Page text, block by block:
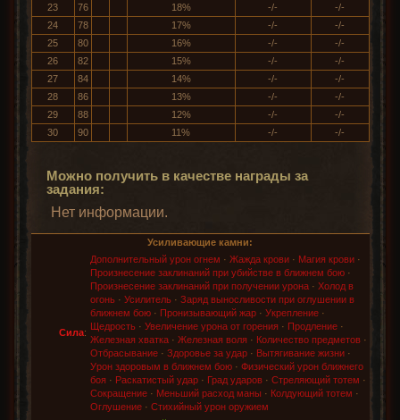
23
76 18% -/-
-/-
24
78 17% -/-
-/-
25
80 16% -/-
-/-
26
82 15% -/-
-/-
27
84 14% -/-
-/-
28
86 13% -/-
-/-
29
88 12% -/-
-/-
30
90 11% -/- -/-
Можно получить в качестве награды за
задания:
Нет информации.
Усиливающие камни:
Сила:
Дополнительный урон огнем · Жажда крови· Магия крови·
Произнесение заклинаний при убийстве в ближнем бою·
Произнесение заклинаний при получении урона· Холод в
огонь· Усилитель· Заряд выносливости при оглушении в
ближнем бою· Пронизывающий жар· Укрепление·
Щедрость· Увеличение урона от горения· Продление·
Железная хватка· Железная воля· Количество предметов·
Отбрасывание· Здоровье за удар· Вытягивание жизни·
Урон здоровым в ближнем бою· Физический урон ближнего
боя· Раскатистый удар· Град ударов· Стреляющий тотем ·
Сокращение· Меньший расход маны · Колдующий тотем ·
Оглушение· Стихийный урон оружием